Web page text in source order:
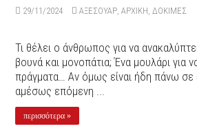
29/11/2024 ΑΞΕΣΟΥΆΡ ,ΑΡΧΙΚΉ ΔΟΚΙΜΕΣ
Τι θέλει ο άνθρωπος για να
βουνά και μονοπάτια; Ένα μουλάρι για
πράγματα… Αν όμως είναι ήδη πάνω σε
αμέσως επόμενη ...
περισσότερα »